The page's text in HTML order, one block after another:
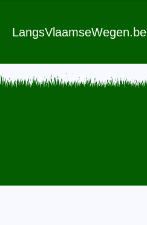
LangsVlaamseWegen.be